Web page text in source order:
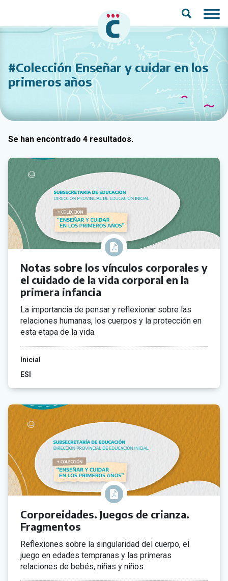
#Colección Enseñar y cuidar en los
primeros años
Se han encontrado 4 resultados.
Notas sobre los vínculos corporales y
el cuidado de la vida corporal en la
primera infancia
La importancia de pensar y reflexionar sobre las
relaciones humanas, los cuerpos y la protección en
esta etapa de la vida.
Inicial
ESI
Corporeidades. Juegos de crianza.
Fragmentos
Reflexiones sobre la singularidad del cuerpo, el
juego en edades tempranas y las primeras
relaciones de bebés, niñas y niños.